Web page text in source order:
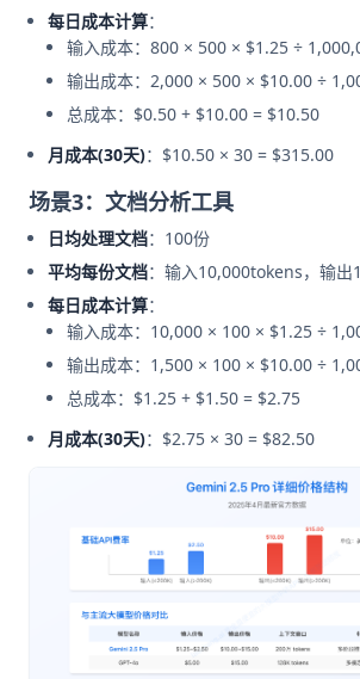
每日成本计算：
输入成本：800 × 500 × $1.25 ÷
输出成本：2,000 × 500 × $10.00 ÷
总成本：$0.50 + $10.00 = $10.50
月成本(30天)：$10.50 × 30 = $315.00
场景3：文档分析工具
日均处理文档：100份
平均每份文档：输入10,000tokens，输
每日成本计算：
输入成本：10,000 × 100 × $1.25 ÷
输出成本：1,500 × 100 × $10.00 ÷
总成本：$1.25 + $1.50 = $2.75
月成本(30天)：$2.75 × 30 = $82.50